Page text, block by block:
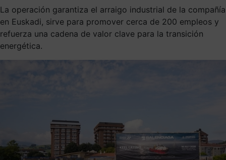
La operación garantiza el arraigo industrial de la compañía
en Euskadi, sirve para promover cerca de 200 empleos y
refuerza una cadena de valor clave para la transición
energética.